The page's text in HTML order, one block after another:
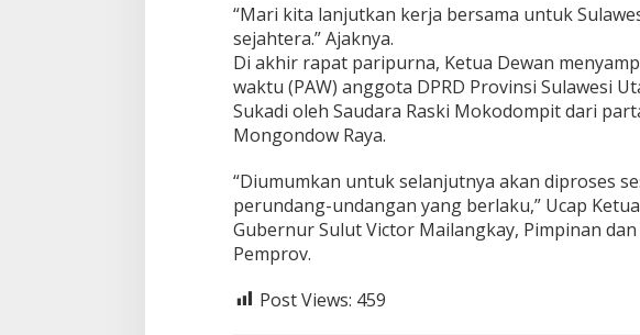
“Mari kita lanjutkan kerja bersama untuk
sejahtera.” Ajaknya.
Di akhir rapat paripurna, Ketua Dewan
waktu (PAW) anggota DPRD Provinsi Sulawesi
Sukadi oleh Saudara Raski Mokodompit dari
Mongondow Raya.
“Diumumkan untuk selanjutnya akan diproses
perundang-undangan yang berlaku,” Ucap
Gubernur Sulut Victor Mailangkay, Pimpinan
Pemprov.
Post Views: 459